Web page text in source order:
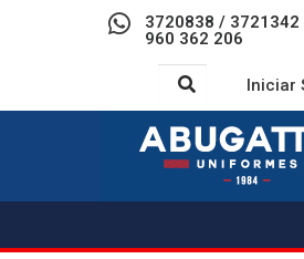
3720838 /
960 362 206
Iniciar